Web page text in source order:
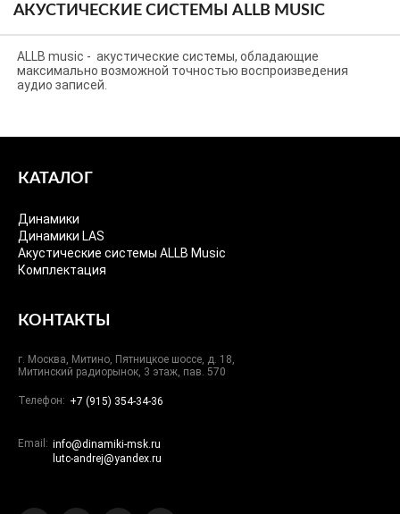
АКУСТИЧЕСКИЕ СИСТЕМЫ ALLB MUSIC
ALLB music - акустические системы, обладающие
максимально возможной точностью воспроизведения
аудио записей.
КАТАЛОГ
Динамики
Динамики LAS
Акустические системы ALLB Music
Комплектация
КОНТАКТЫ
г. Москва, Митино, Пятницкое шоссе, д. 18,
Митинский радиорынок, 3 этаж, пав. 570
Телефон: +7 (915) 354-34-36
Email: info@dinamiki-msk.ru
lutc-andrej@yandex.ru